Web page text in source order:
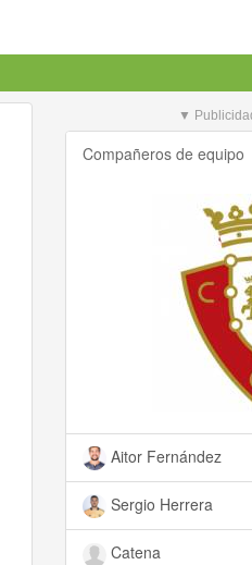
▼
Compañeros de equipo
Aitor Fernández
Sergio Herrera
Catena